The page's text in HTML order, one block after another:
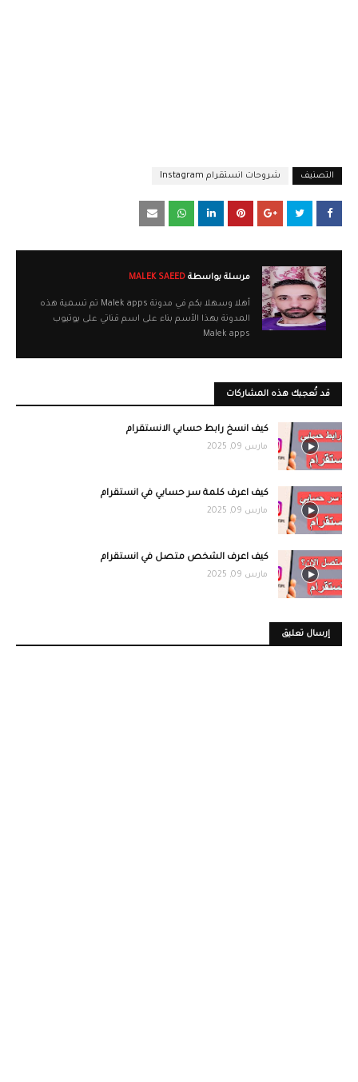
التصنيف شروحات انستقرام Instagram
مرسلة بواسطة
أهلا وسهلا بكم في مدونة Malek apps تم تسمية هذه
المدونة بهذا الأسم بناء على اسم قناتي على يوتيوب
Malek apps
قد تُعجبك هذه المشاركات
كيف انسخ رابط حسابي الانستقرام
مارس 09, 2025
كيف اعرف كلمة سر حسابي في انستقرام
مارس 09, 2025
كيف اعرف الشخص متصل في انستقرام
مارس 09, 2025
إرسال تعليق